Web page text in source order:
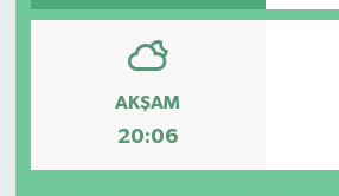
AKŞAM
20:06